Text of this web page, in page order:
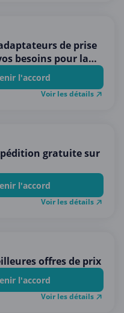
de prise
besoins pour la
l'accord
Voir les détails
gratuite sur
l'accord
Voir les détails
offres de prix
l'accord
Voir les détails